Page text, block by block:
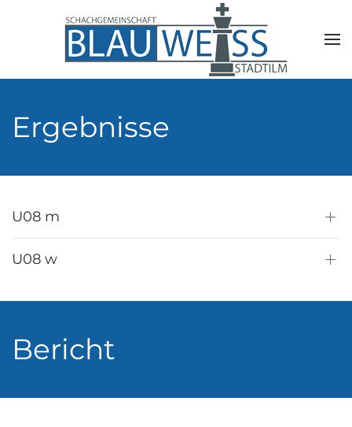
Skip to main content
Ergebnisse
U08 m
U08 w
Bericht